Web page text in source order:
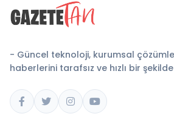
- Güncel teknoloji, kurumsal
haberlerini tarafsız ve hızlı bir